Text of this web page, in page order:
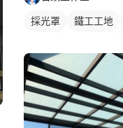
採光罩 鐵工工地